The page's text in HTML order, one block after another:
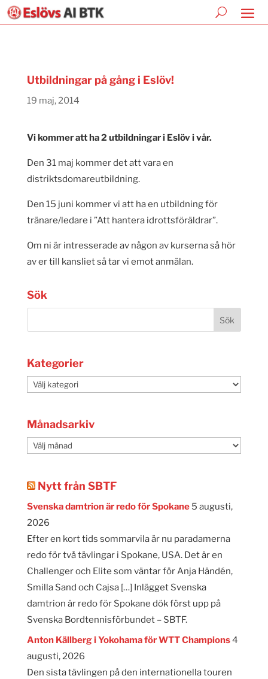
Utbildningar på gång i Eslöv!
19 maj, 2014
Vi kommer att ha 2 utbildningar i Eslöv i vår.
Den 31 maj kommer det att vara en
distriktsdomareutbildning.
Den 15 juni kommer vi att ha en utbildning för
tränare/ledare i ”Att hantera idrottsföräldrar”.
Om ni är intresserade av någon av kurserna så hör
av er till kansliet så tar vi emot anmälan.
Sök
Kategorier
Kategorier
Månadsarkiv
Månadsarkiv
Nytt från SBTF
Svenska damtrion är redo för Spokane 5 augusti,
2026
Efter en kort tids sommarvila är nu paradamerna
redo för två tävlingar i Spokane, USA. Det är en
Challenger och Elite som väntar för Anja Händén,
Smilla Sand och Cajsa […] Inlägget Svenska
damtrion är redo för Spokane dök först upp på
Svenska Bordtennisförbundet – SBTF.
Anton Källberg i Yokohama för WTT Champions4
augusti, 2026
Den sista tävlingen på den internationella touren